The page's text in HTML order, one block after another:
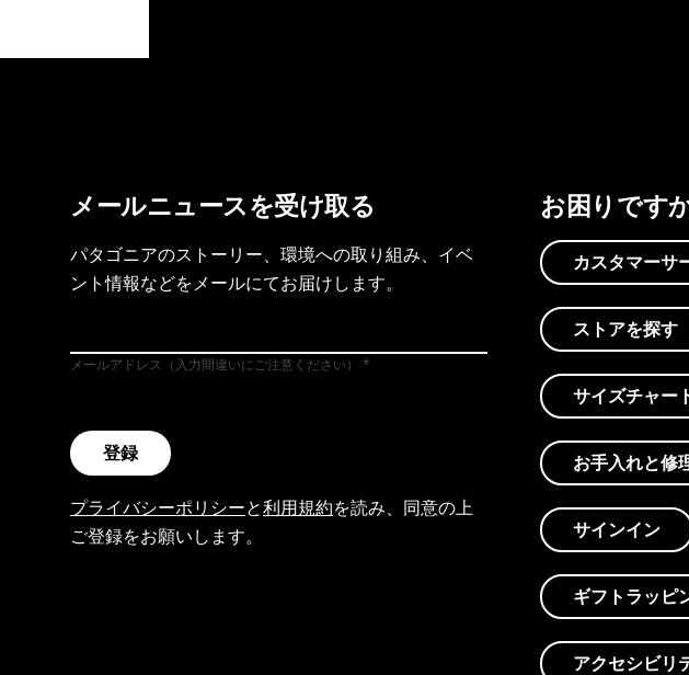
メールニュースを受け取る
パタゴニアのストーリー、環境への取り組み、イベ
ント情報などをメールにてお届けします。
メールアドレス（入力間違いにご注意ください）
登録
プライバシーポリシーと利用規約を読み、同意の上
ご登録をお願いします。
お困りです
カスタマーサ
ストアを探す
サイズチャー
お手入れと修
サインイン
ギフトラッピ
アクセシビリ